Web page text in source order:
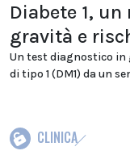
Diabete 1,
gravità e
Un test diagnostico in
di tipo 1 (DM1) da un
CLINICA